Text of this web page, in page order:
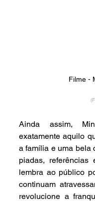
Filme -
Ainda assim,
exatamente aquilo
a família e uma bela
piadas,
lembra ao público
continuam
revolucione a